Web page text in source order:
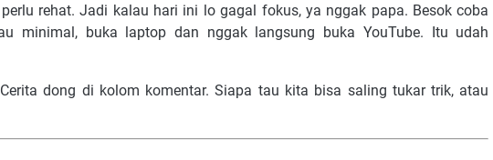
rehat. Jadi kalau hari ini lo gagal fokus, ya nggak papa. Besok coba
minimal, buka laptop dan nggak langsung buka YouTube. Itu udah
dong di kolom komentar. Siapa tau kita bisa saling tukar trik, atau